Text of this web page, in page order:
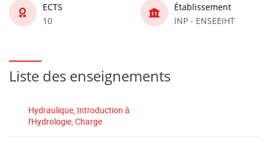
ECTS
10
Établissement
INP - ENSEEIHT
Liste des enseignements
Hydraulique, Introduction à
l'Hydrologie, Charge